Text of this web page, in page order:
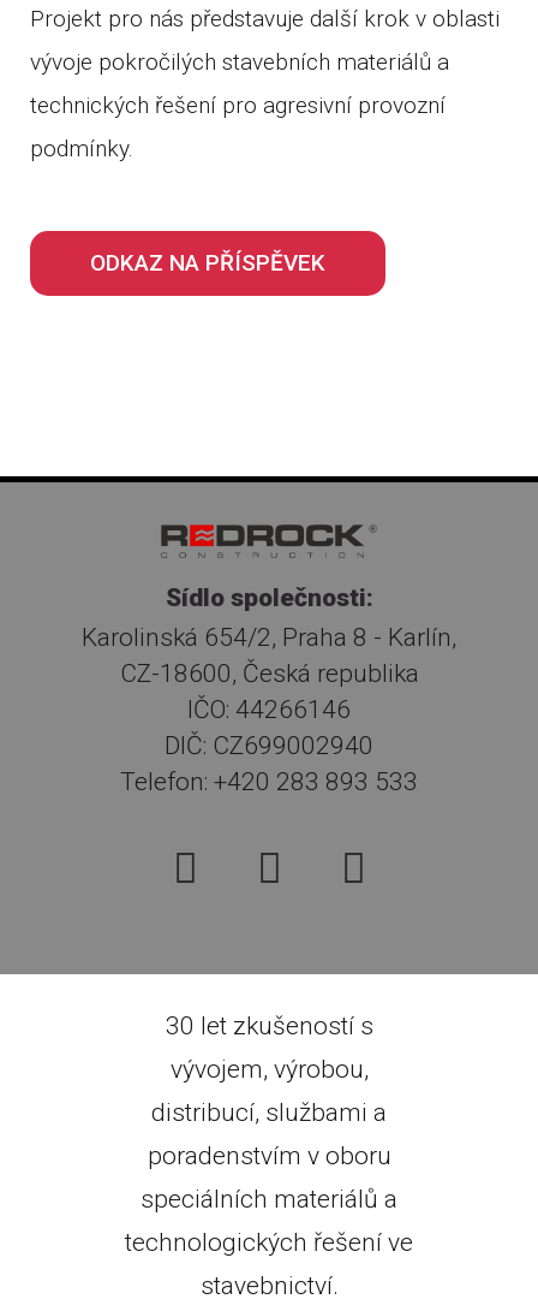
Projekt pro nás představuje další krok v oblasti
vývoje pokročilých stavebních materiálů a
technických řešení pro agresivní provozní
podmínky.
ODKAZ NA PŘÍSPĚVEK
Sídlo společnosti:
Karolinská 654/2, Praha 8 - Karlín,
CZ-18600, Česká republika
IČO: 44266146
DIČ: CZ699002940
Telefon: +420 283 893 533
30 let zkušeností s
vývojem, výrobou,
distribucí, službami a
poradenstvím v oboru
speciálních materiálů a
technologických řešení ve
stavebnictví.